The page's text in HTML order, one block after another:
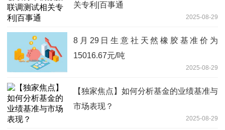
关专利|百事通
2025-08-29
8月29日生意社天然橡胶基准价为
15016.67元/吨
2025-08-29
【独家焦点】如何分析基金的业绩基准与
市场表现？
2025-08-29